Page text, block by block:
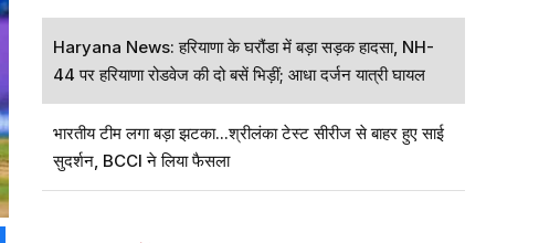
Haryana News: हरियाणा के घरौंडा में बड़ा सड़क हादसा, NH-
44 पर हरियाणा रोडवेज की दो बसें भिड़ीं; आधा दर्जन यात्री घायल
भारतीय टीम लगा बड़ा झटका...श्रीलंका टेस्ट सीरीज से बाहर हुए साई
सुदर्शन, BCCI ने लिया फैसला